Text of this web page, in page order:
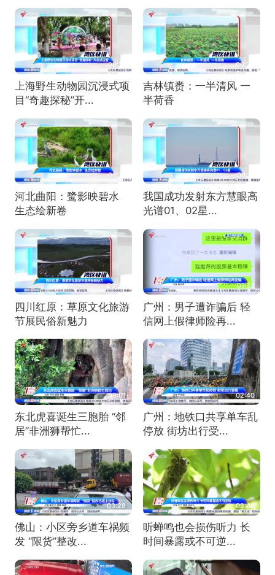
00:12
上海野生动物园沉浸式项
目“奇趣探秘”开...
00:20
吉林镇赉：一半清风 一
半荷香
00:16
河北曲阳：鹭影映碧水
生态绘新卷
00:18
我国成功发射东方慧眼高
光谱01、02星...
00:26
四川红原：草原文化旅游
节展民俗新魅力
01:33
广州：男子遭诈骗后 轻
信网上假律师险再...
03:01
东北虎喜诞生三胞胎 “邻
居”非洲狮帮忙...
02:40
广州：地铁口共享单车乱
停放 街坊出行受...
03:28
佛山：小区旁乡道车祸频
发 “限货”整改...
03:46
听蝉鸣也会损伤听力 长
时间暴露或不可逆...